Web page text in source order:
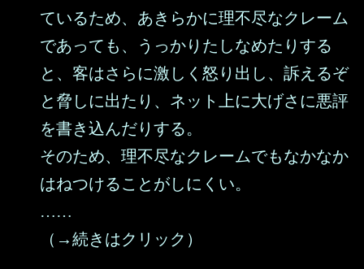
ているため、あきらかに理不尽なクレーム
であっても、うっかりたしなめたりする
と、客はさらに激しく怒り出し、訴えるぞ
と脅しに出たり、ネット上に大げさに悪評
を書き込んだりする。
そのため、理不尽なクレームでもなかなか
はねつけることがしにくい。
……
（→続きはクリック）